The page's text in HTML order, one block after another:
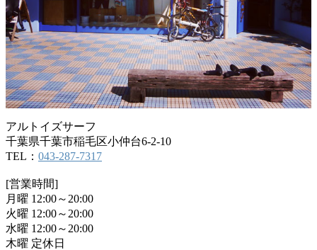
アルトイズサーフ
千葉県千葉市稲毛区小仲台6-2-10
TEL： 043-287-7317
[営業時間]
月曜 12:00～20:00
火曜 12:00～20:00
水曜 12:00～20:00
木曜 定休日